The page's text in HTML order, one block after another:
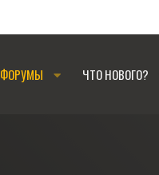
ФОРУМЫ ЧТО НОВОГО?